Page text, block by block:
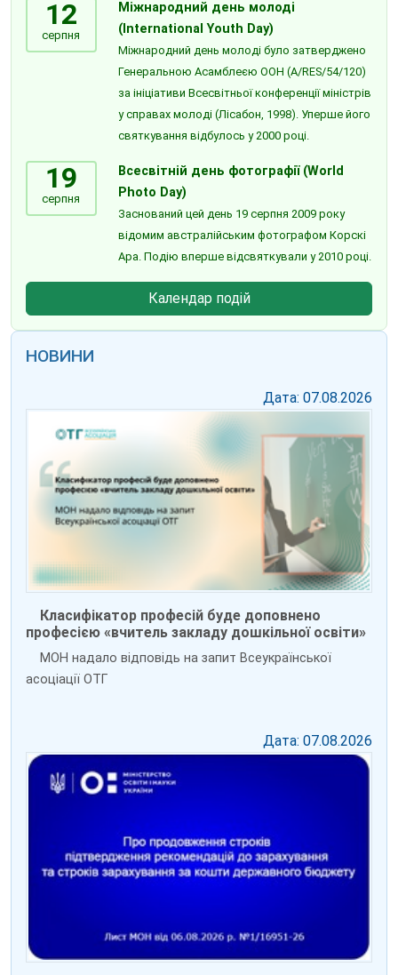
12
серпня
Міжнародний день молоді
(International Youth Day)
Міжнародний день молоді було затверджено
Генеральною Асамблеєю ООН (A/RES/54/120)
за ініціативи Всесвітньої конференції міністрів
у справах молоді (Лісабон, 1998). Уперше його
святкування відбулось у 2000 році.
19
серпня
Всесвітній день фотографії (World
Photo Day)
Заснований цей день 19 серпня 2009 року
відомим австралійським фотографом Корскі
Ара. Подію вперше відсвяткували у 2010 році.
Календар подій
НОВИНИ
Дата: 07.08.2026
Класифікатор професій буде доповнено
професією «вчитель закладу дошкільної освіти»
МОН надало відповідь на запит Всеукраїнської
асоціації ОТГ
Дата: 07.08.2026